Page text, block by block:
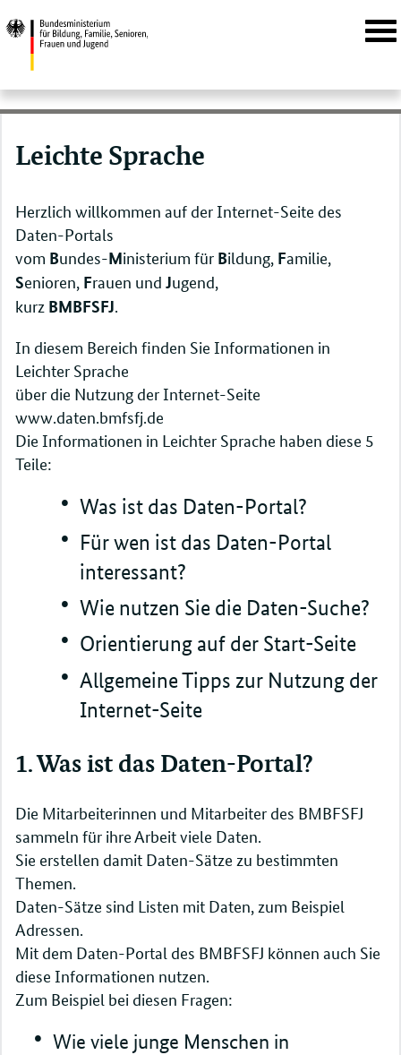
Direktlink:
Leichte Sprache
Herzlich willkommen auf der Internet-Seite des
Daten-Portals
vom Bundes-Ministerium für Bildung, Familie,
Senioren, Frauen und Jugend,
kurz BMBFSFJ.
In diesem Bereich finden Sie Informationen in
Leichter Sprache
über die Nutzung der Internet-Seite
www.daten.bmfsfj.de
Die Informationen in Leichter Sprache haben diese 5
Teile:
Was ist das Daten-Portal?
Für wen ist das Daten-Portal
interessant?
Wie nutzen Sie die Daten-Suche?
Orientierung auf der Start-Seite
Allgemeine Tipps zur Nutzung der
Internet-Seite
1. Was ist das Daten-Portal?
Die Mitarbeiterinnen und Mitarbeiter des BMBFSFJ
sammeln für ihre Arbeit viele Daten.
Sie erstellen damit Daten-Sätze zu bestimmten
Themen.
Daten-Sätze sind Listen mit Daten, zum Beispiel
Adressen.
Mit dem Daten-Portal des BMBFSFJ können auch Sie
diese Informationen nutzen.
Zum Beispiel bei diesen Fragen:
Wie viele junge Menschen in